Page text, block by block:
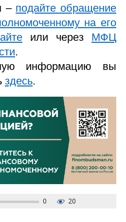
– подайте обращение
на его
или через МФЦ
.
информацию вы
здесь.
0
20